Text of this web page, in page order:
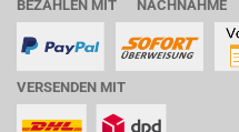
BEZAHLEN MIT NACHNAHME
VERSENDEN MIT